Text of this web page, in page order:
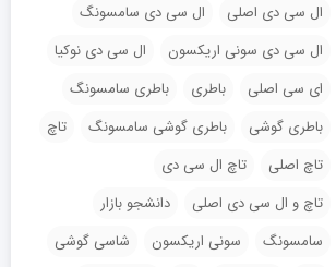
ال سی دی اصلی
ال سی دی سامسونگ
ال سی دی سونی اریکسون
ال سی دی نوکیا
ای سی اصلی
باطری
باطری سامسونگ
باطری گوشی
باطری گوشی سامسونگ
تاچ
تاچ اصلی
تاچ ال سی دی
تاچ و ال سی دی اصلی
دانشجو بازار
سامسونگ
سونی اریکسون
شاسی گوشی